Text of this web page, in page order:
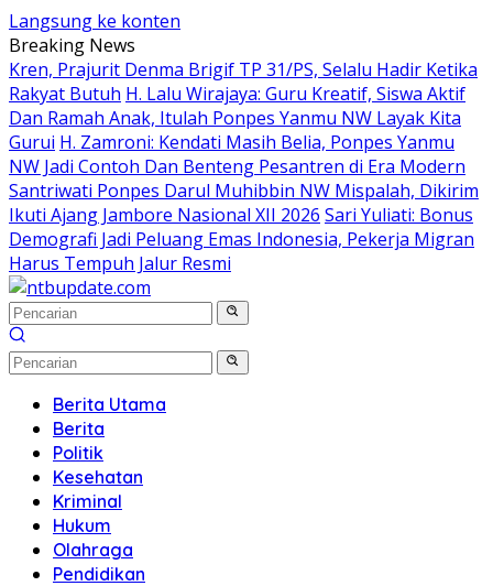
Langsung ke konten
Breaking News
Kren, Prajurit Denma Brigif TP 31/PS, Selalu Hadir Ketika
Rakyat Butuh H. Lalu Wirajaya: Guru Kreatif, Siswa Aktif
Dan Ramah Anak, Itulah Ponpes Yanmu NW Layak Kita
Gurui H. Zamroni: Kendati Masih Belia, Ponpes Yanmu
NW Jadi Contoh Dan Benteng Pesantren di Era Modern
Santriwati Ponpes Darul Muhibbin NW Mispalah, Dikirim
Ikuti Ajang Jambore Nasional XII 2026 Sari Yuliati: Bonus
Demografi Jadi Peluang Emas Indonesia, Pekerja Migran
Harus Tempuh Jalur Resmi
Berita Utama
Berita
Politik
Kesehatan
Kriminal
Hukum
Olahraga
Pendidikan